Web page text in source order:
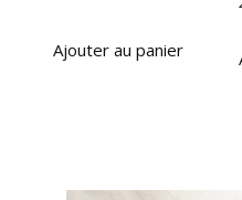
Ajouter au panier